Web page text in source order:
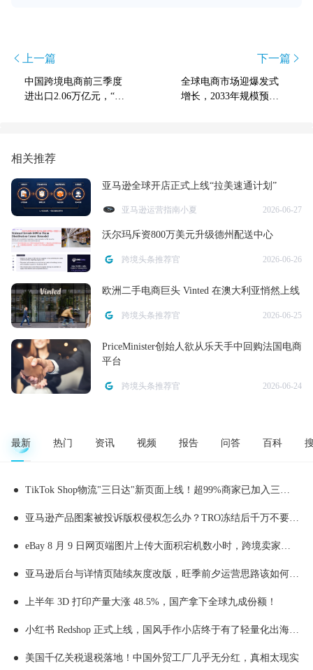
上一篇
中国跨境电商前三季度
进出口2.06万亿元，“产
下一篇
全球电商市场迎爆发式
增长，2033年规模预计
相关推荐
亚马逊全球开店正式上线“拉美速通计划”
亚马逊运营指南小夏 2026-06-27
沃尔玛斥资800万美元升级德州配送中心
跨境头条推荐官 2026-06-26
欧洲二手电商巨头 Vinted 在澳大利亚悄然上线
跨境头条推荐官 2026-06-25
PriceMinister创始人欲从乐天手中回购法国电商
平台
跨境头条推荐官 2026-06-24
最新 热门 资讯 视频 报告 问答 百科
TikTok Shop物流"三日达"新页面上线！超99%商家已加入三日达，50%稳定达成三日履约
亚马逊产品图案被投诉版权侵权怎么办？TRO冻结后千万不要乱操作
eBay 8 月 9 日网页端图片上传大面积宕机数小时，跨境卖家上新受阻附实操应急处理办法
亚马逊后台与详情页陆续灰度改版，旺季前夕运营思路该如何顺势调整
上半年 3D 打印产量大涨 48.5%，国产拿下全球九成份额！
小红书 Redshop 正式上线，国风手作小店终于有了轻量化出海新渠道
美国千亿关税退税落地！中国外贸工厂几乎无分红，真相太现实